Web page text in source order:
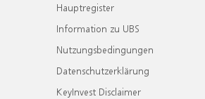
Hauptregister
Information zu UBS
Nutzungsbedingungen
Datenschutzerklärung
KeyInvest Disclaimer